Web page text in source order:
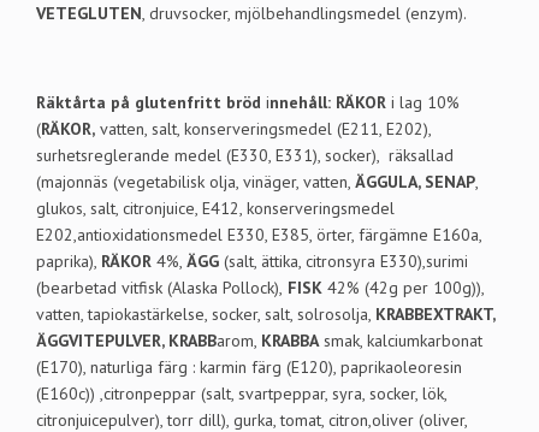
VETEGLUTEN, druvsocker, mjölbehandlingsmedel (enzym).
Räktårta på glutenfritt bröd innehåll: RÄKOR i lag 10%
(RÄKOR, vatten, salt, konserveringsmedel (E211, E202),
surhetsreglerande medel (E330, E331), socker), räksallad
(majonnäs (vegetabilisk olja, vinäger, vatten, ÄGGULA, SENAP,
glukos, salt, citronjuice, E412, konserveringsmedel
E202,antioxidationsmedel E330, E385, örter, färgämne E160a,
paprika), RÄKOR 4%, ÄGG (salt, ättika, citronsyra E330),surimi
(bearbetad vitfisk (Alaska Pollock), FISK 42% (42g per 100g)),
vatten, tapiokastärkelse, socker, salt, solrosolja, KRABBEXTRAKT,
ÄGGVITEPULVER, KRABBarom, KRABBAsmak, kalciumkarbonat
(E170), naturliga färg : karmin färg (E120), paprikaoleoresin
(E160c)) ,citronpeppar (salt, svartpeppar, syra, socker, lök,
citronjuicepulver), torr dill), gurka, tomat, citron,oliver (oliver,